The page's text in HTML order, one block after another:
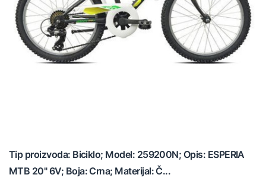
Tip proizvoda: Biciklo; Model: 259200N; Opis: ESPERIA
MTB 20" 6V; Boja: Crna; Materijal: Č...